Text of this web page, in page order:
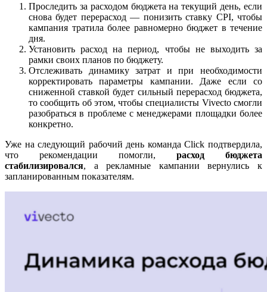
Проследить за расходом бюджета на текущий день, если
снова будет перерасход — понизить ставку CPI, чтобы
кампания тратила более равномерно бюджет в течение
дня.
Установить расход на период, чтобы не выходить за
рамки своих планов по бюджету.
Отслеживать динамику затрат и при необходимости
корректировать параметры кампании. Даже если со
сниженной ставкой будет сильный перерасход бюджета,
то сообщить об этом, чтобы специалисты Vivecto смогли
разобраться в проблеме с менеджерами площадки более
конкретно.
Уже на следующий рабочий день команда Click подтвердила,
что рекомендации помогли, расход бюджета
стабилизировался, а рекламные кампании вернулись к
запланированным показателям.